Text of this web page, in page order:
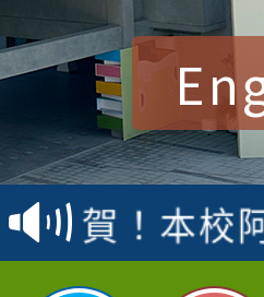
賀！本校
賽 洪綺君
名
賀！本校
倩參加桃
賀！本校